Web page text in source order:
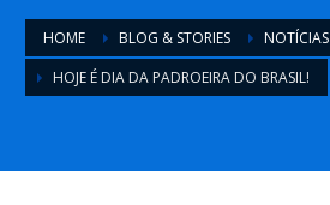
HOME BLOG & STORIES
NOTÍCIAS
HOJE É DIA DA PADROEIRA DO BRASIL!